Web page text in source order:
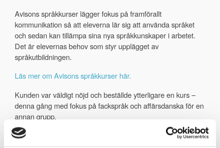
Avisons språkkurser lägger fokus på framförallt
kommunikation så att eleverna lär sig att använda språket
och sedan kan tillämpa sina nya språkkunskaper i arbetet.
Det är elevernas behov som styr upplägget av
språkutbildningen.
Läs mer om Avisons språkkurser här.
Kunden var väldigt nöjd och beställde ytterligare en kurs –
denna gång med fokus på fackspråk och affärsdanska för en
annan grupp.
Vill du lära dig danska? Eller kanske förbättra din